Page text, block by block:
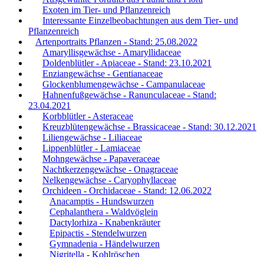
Exoten im Tier- und Pflanzenreich
Interessante Einzelbeobachtungen aus dem Tier- und
Pflanzenreich
Artenportraits Pflanzen - Stand: 25.08.2022
Amaryllisgewächse - Amaryllidaceae
Doldenblütler - Apiaceae - Stand: 23.10.2021
Enziangewächse - Gentianaceae
Glockenblumengewächse - Campanulaceae
Hahnenfußgewächse - Ranunculaceae - Stand:
23.04.2021
Korbblütler - Asteraceae
Kreuzblütengewächse - Brassicaceae - Stand: 30.12.2021
Liliengewächse - Liliaceae
Lippenblütler - Lamiaceae
Mohngewächse - Papaveraceae
Nachtkerzengewächse - Onagraceae
Nelkengewächse - Caryophyllaceae
Orchideen - Orchidaceae - Stand: 12.06.2022
Anacamptis - Hundswurzen
Cephalanthera - Waldvöglein
Dactylorhiza - Knabenkräuter
Epipactis - Stendelwurzen
Gymnadenia - Händelwurzen
Nigritella - Kohlröschen